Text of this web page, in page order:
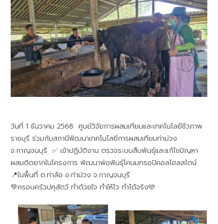
วันที่ 1 ธันวาคม 2568 ศูนย์วิจัยการผสมเทียมและเทคโนโลยีชีวภาพ
ราชบุรี ร่วมกับสถานีพัฒนาเทคโนโลยีการผสมเทียมท่าม่วง
จ.กาญจนบุรี ✅ เข้าปฏิบัติงาน ตรวจระบบสืบพันธุ์และแก้ไขปัญหา
ผสมติดยากในโครงการ พัฒนาพ่อพันธุ์โคนมทรอปิคอลโฮลสไตน์
📍ในพื้นที่ ต.ท่าล้อ อ.ท่าม่วง จ.กาญจนบุรี
💚ครอบครัวปศุสัตว์ ทำด้วยใจ ทำให้ไว ทำได้จริง🩵